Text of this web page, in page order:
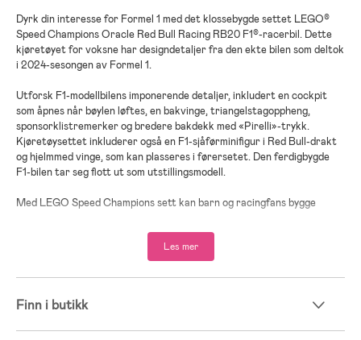
Dyrk din interesse for Formel 1 med det klossebygde settet LEGO®
Speed Champions Oracle Red Bull Racing RB20 F1®-racerbil. Dette
kjøretøyet for voksne har designdetaljer fra den ekte bilen som deltok
i 2024-sesongen av Formel 1.
Utforsk F1-modellbilens imponerende detaljer, inkludert en cockpit
som åpnes når bøylen løftes, en bakvinge, triangelstagoppheng,
sponsorklistremerker og bredere bakdekk med «Pirelli»-trykk.
Kjøretøysettet inkluderer også en F1-sjåførminifigur i Red Bull-drakt
og hjelmmed vinge, som kan plasseres i førersetet. Den ferdigbygde
F1-bilen tar seg flott ut som utstillingsmodell.
Med LEGO Speed Champions sett kan barn og racingfans bygge
Formel 1-biler (selges separat) fra 2024-mesterskapsesongen. Hvert
kjøretøysett kan bygges ved hjelp av trykte byggeinstruksjoner eller
LEGO Builder appen, som gir deg og familien en gøyal byggeopplevelse.
Champions Oracle Red Bull Racing RB20 F1-racerbil for fans av Red
Les mer
Finn i butikk